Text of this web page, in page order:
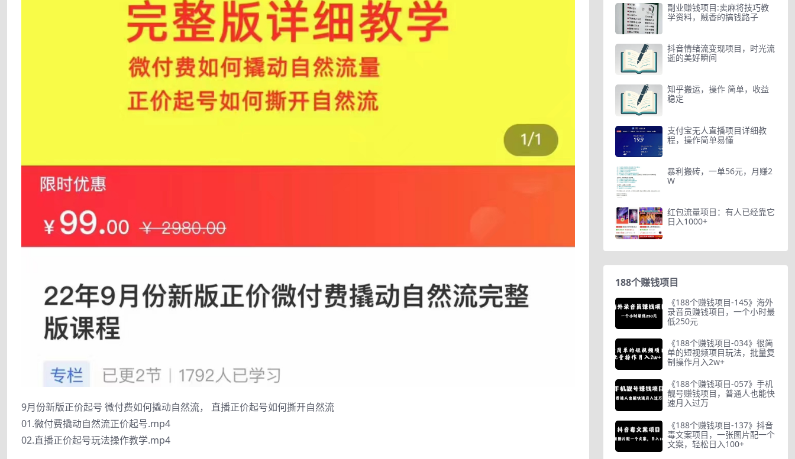
9月份新版正价起号 微付费如何撬动自然流， 直播正价起号如何撕开自然流
01.微付费撬动自然流正价起号.mp4
02.直播正价起号玩法操作教学.mp4
副业赚钱项目:卖麻将技巧教
学资料，贼香的搞钱路子
抖音情绪流变现项目，时光流
逝的美好瞬间
知乎搬运，操作 简单，收益
稳定
支付宝无人直播项目详细教
程，操作简单易懂
暴利搬砖，一单56元，月赚2
W
红包流量项目：有人已经靠它
日入1000+
188个赚钱项目
《188个赚钱项目-145》海外
录音员赚钱项目，一个小时最
低250元
《188个赚钱项目-034》很简
单的短视频项目玩法，批量复
制操作月入2w+
《188个赚钱项目-057》手机
靓号赚钱项目，普通人也能快
速月入过万
《188个赚钱项目-137》抖音
毒文案项目，一张图片配一个
文案，轻松日入100+